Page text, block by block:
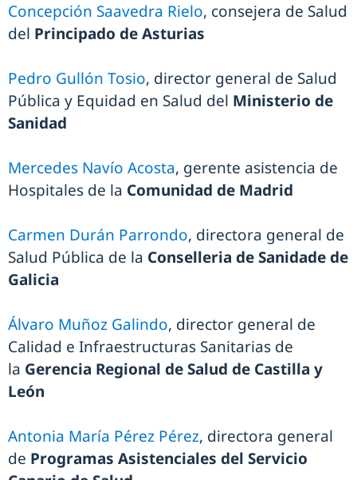
Concepción Saavedra Rielo, consejera de Salud
del Principado de Asturias
Pedro Gullón Tosio, director general de Salud
Pública y Equidad en Salud del Ministerio de
Sanidad
Mercedes Navío Acosta, gerente asistencia de
Hospitales de la Comunidad de Madrid
Carmen Durán Parrondo, directora general de
Salud Pública de la Conselleria de Sanidade de
Galicia
Álvaro Muñoz Galindo, director general de
Calidad e Infraestructuras Sanitarias de
la Gerencia Regional de Salud de Castilla y
León
Antonia María Pérez Pérez, directora general
de Programas Asistenciales del Servicio